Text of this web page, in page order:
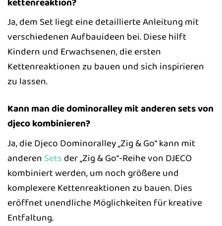
Ja, dem Set liegt eine detaillierte Anleitung mit
verschiedenen Aufbauideen bei. Diese hilft
Kindern und Erwachsenen, die ersten
Kettenreaktionen zu bauen und sich inspirieren
zu lassen.
Kann man die dominoralley mit anderen sets von
djeco kombinieren?
Ja, die Djeco Dominoralley „Zig & Go“ kann mit
anderen Sets der „Zig & Go“-Reihe von DJECO
kombiniert werden, um noch größere und
komplexere Kettenreaktionen zu bauen. Dies
eröffnet unendliche Möglichkeiten für kreative
Entfaltung.